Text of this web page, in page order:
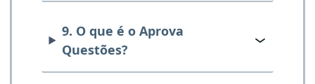
9. O que é o Aprova
Questões?